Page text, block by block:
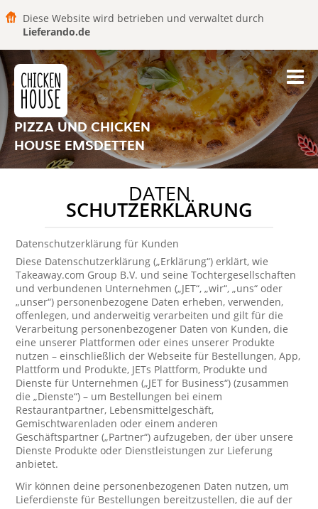
Diese Website wird betrieben und verwaltet durch
Lieferando.de
PIZZA UND CHICKEN
HOUSE EMSDETTEN
DATEN
SCHUTZERKLÄRUNG
Datenschutzerklärung für Kunden
Diese Datenschutzerklärung („Erklärung“) erklärt, wie
Takeaway.com Group B.V. und seine Tochtergesellschaften
und verbundenen Unternehmen („JET“, „wir“, „uns“ oder
„unser“) personenbezogene Daten erheben, verwenden,
offenlegen, und anderweitig verarbeiten und gilt für die
Verarbeitung personenbezogener Daten von Kunden, die
eine unserer Plattformen oder eines unserer Produkte
nutzen – einschließlich der Webseite für Bestellungen, App,
Plattform und Produkte, JETs Plattform, Produkte und
Dienste für Unternehmen („JET for Business“) (zusammen
die „Dienste“) – um Bestellungen bei einem
Restaurantpartner, Lebensmittelgeschäft,
Gemischtwarenladen oder einem anderen
Geschäftspartner („Partner“) aufzugeben, der über unsere
Dienste Produkte oder Dienstleistungen zur Lieferung
anbietet.
Wir können deine personenbezogenen Daten nutzen, um
Lieferdienste für Bestellungen bereitzustellen, die auf der